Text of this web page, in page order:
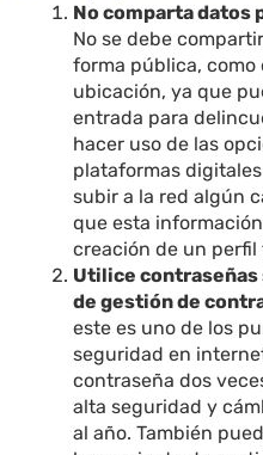
No comparta datos
No se debe
forma pública,
ubicación, ya que
entrada para
hacer uso de las
plataformas
subir a la red algún
que esta
creación de un perfil
Utilice contraseñas
de gestión de
este es uno de los
seguridad en
contraseña dos
alta seguridad y
al año. También